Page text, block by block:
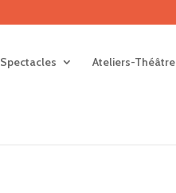
Spectacles Ateliers-Théâtre